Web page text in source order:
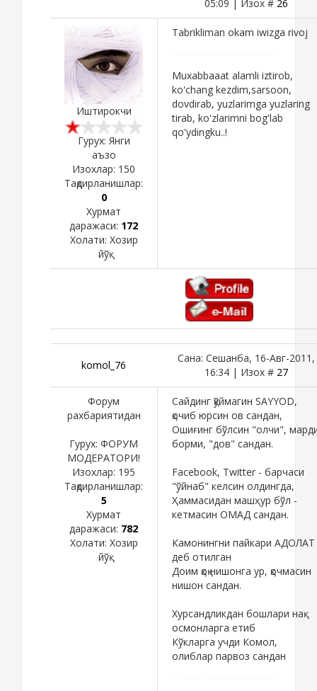
05:09 | Изох # 26
Иштирокчи
Гурух: Янги
аъзо
Изохлар: 150
Тақдирланишлар:
0
Хурмат
даражаси: 172
Холати: Хозир
йўқ
Tabrikliman okam iwizga rivoj
Muxabbaaat alamli iztirob,
ko'chang kezdim,sarsoon,
dovdirab, yuzlarimga yuzlaring
tirab, ko'zlarimni bog'lab
qo'ydingku..!
komol_76
Сана: Сешанба, 16-Авг-2011,
16:34 | Изох # 27
Форум
рахбариятидан
Гурух: ФОРУМ
МОДЕРАТОРИ!
Изохлар: 195
Тақдирланишлар:
5
Хурмат
даражаси: 782
Холати: Хозир
йўқ
Сайдинг қўймагин SAYYOD,
қочиб юрсин ов сандан,
Ошиғинг бўлсин "олчи",
борми, "дов" сандан.
Facebook, Twitter - барчаси
"ўйнаб" келсин олдингда,
Ҳаммасидан машҳур бўл -
кетмасин ОМАД сандан.
Камонингни пайкари АДОЛАТ
деб отилган
Доим қоқ нишонга ур, қочмасин
нишон сандан.
Хурсандликдан бошлари нақ
осмонларга етиб
Кўкларга учди Комол,
олиблар парвоз сандан